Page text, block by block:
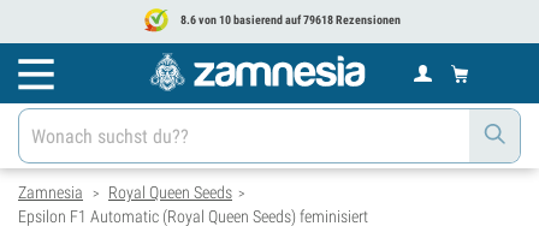
8.6 von 10 basierend auf 79618 Rezensionen
Zamnesia > Royal Queen Seeds >
Epsilon F1 Automatic (Royal Queen Seeds) feminisiert